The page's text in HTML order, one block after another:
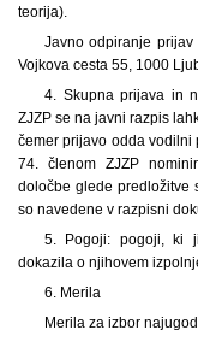
teorija).
Javno odpiranje
Vojkova cesta 55, 1000
4. Skupna prijava in
ZJZP se na javni razpis
čemer prijavo odda vodilni
74. členom ZJZP
določbe glede predložitve
so navedene v razpisni
5. Pogoji: pogoji, ki
dokazila o njihovem
6. Merila
Merila za izbor